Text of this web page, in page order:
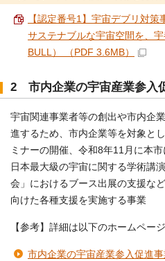
【認定番号1】宇宙デブリ対
サステナブルな宇宙空間を、
BULL） （PDF 3.6MB）
2 市内企業の宇宙産業参入
宇宙関連事業者等の創出や市内企
進するため、市内企業等を対象と
ミナーの開催、令和8年11月に本
日本最大級の宇宙に関する学術講
会」におけるブース出展の支援な
向けた各種支援を実施する事業
【参考】詳細は以下のホームペー
市内企業の宇宙産業参入促進